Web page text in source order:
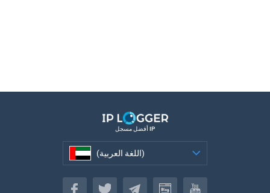
أفضل مسجل IP
(اللغة العربية)
(اللغة العربية)